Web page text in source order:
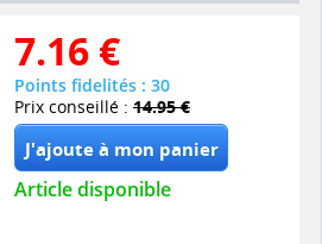
7.16 €
Points fidelités : 30
Prix conseillé : 14.95 €
Article disponible